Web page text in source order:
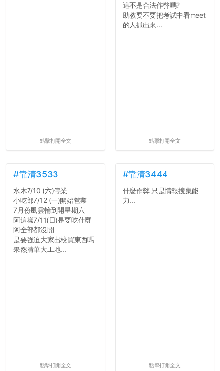
2. 文章主題不明
在學生會臉書的貼文中
可以看到，全篇文章以連字
點擊打開全文
這不是合法作弊嗎?
助教要不要把考試中看meet
的人抓出來...
點擊打開全文
#靠清3533
水木7/10 (六)停業
小吃部7/12 (一)開始營業
7月份風雲輪到開星期六
阿這樣7/11(日)是要吃什麼
阿全部都沒開
是要強迫大家出校買東西嗎
果然清華大工地...
點擊打開全文
#靠清3444
什麼作弊 只是情報搜集能
力...
點擊打開全文